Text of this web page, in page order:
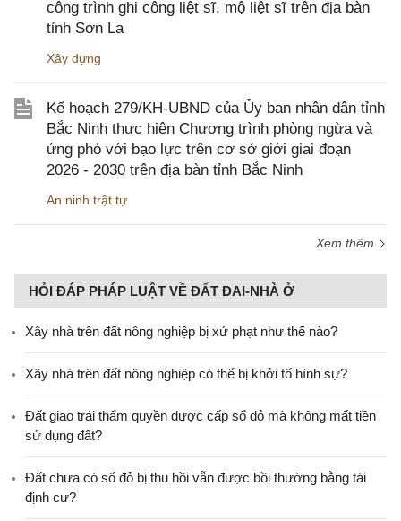
công trình ghi công liệt sĩ, mộ liệt sĩ trên địa bàn
tỉnh Sơn La
Xây dựng
Kế hoạch 279/KH-UBND của Ủy ban nhân dân tỉnh
Bắc Ninh thực hiện Chương trình phòng ngừa và
ứng phó với bạo lực trên cơ sở giới giai đoạn
2026 - 2030 trên địa bàn tỉnh Bắc Ninh
An ninh trật tự
Xem thêm
HỎI ĐÁP PHÁP LUẬT VỀ ĐẤT ĐAI-NHÀ Ở
Xây nhà trên đất nông nghiệp bị xử phạt như thế nào?
Xây nhà trên đất nông nghiệp có thể bị khởi tố hình sự?
Đất giao trái thẩm quyền được cấp sổ đỏ mà không mất tiền
sử dụng đất?
Đất chưa có sổ đỏ bị thu hồi vẫn được bồi thường bằng tái
định cư?